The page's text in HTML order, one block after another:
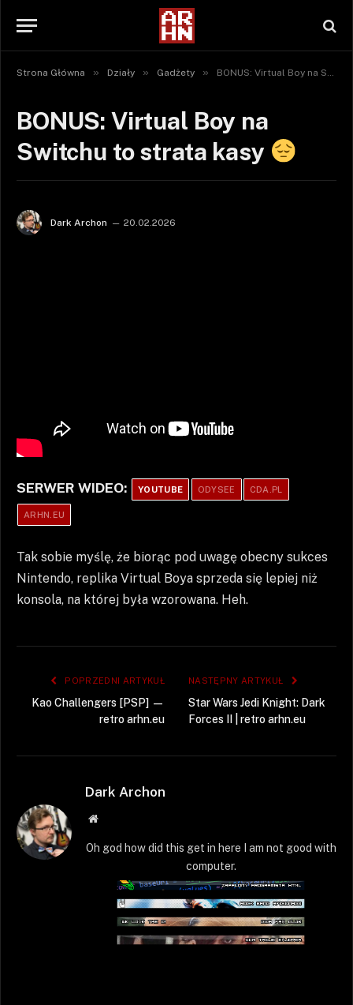
Strona Główna » Działy » Gadżety » BONUS: Virtual Boy na Switchu to strata kasy
BONUS: Virtual Boy na
Switchu to strata kasy
Dark Archon 20.02.2026
SERWER WIDEO: YOUTUBE ODYSEE CDA.PL
ARHN.EU
Tak sobie myślę, że biorąc pod uwagę obecny sukces
Nintendo, replika Virtual Boya sprzeda się lepiej niż
konsola, na której była wzorowana. Heh.
POPRZEDNI ARTYKUŁ
Kao Challengers [PSP] —
retro arhn.eu
NASTĘPNY ARTYKUŁ
Star Wars Jedi Knight: Dark
Forces II | retro arhn.eu
Dark Archon
Strona
Oh god how did this get in here I am not good with
computer.